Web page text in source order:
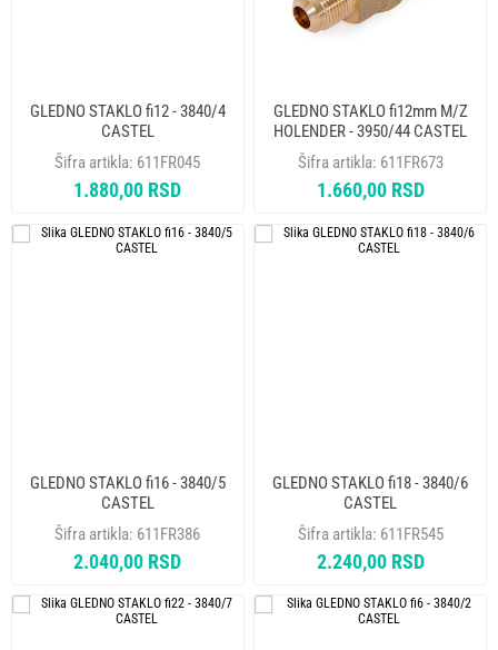
GLEDNO STAKLO fi12 - 3840/4
CASTEL
Šifra artikla: 611FR045
1.880,00 RSD
GLEDNO STAKLO fi12mm M/Z
HOLENDER - 3950/44 CASTEL
Šifra artikla: 611FR673
1.660,00 RSD
GLEDNO STAKLO fi16 - 3840/5
CASTEL
Šifra artikla: 611FR386
2.040,00 RSD
GLEDNO STAKLO fi18 - 3840/6
CASTEL
Šifra artikla: 611FR545
2.240,00 RSD